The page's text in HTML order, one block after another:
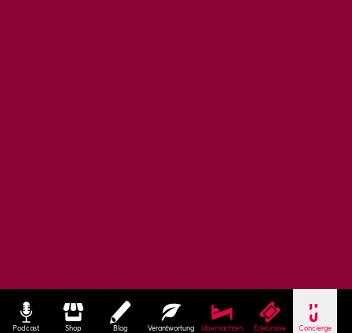
Podcast Shop Blog Verantwortung Übernachten Erlebnisse Concierge